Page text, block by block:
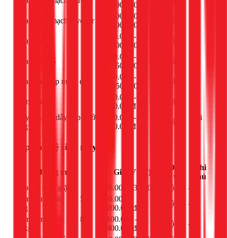
1.100.000đ
Sửa board mạch inverter
1.100.000 -
1.600.000đ
Thay moto
950.000 -
1.400.000đ
cái
Thay hộp số
650.000 -
1.050.000đ
cái
Thay van cấp nước đôi
650.000 -
1.050.000đ
cái
IC nguồn
550.000 -
650.000đ
cái
Dây nguồn, dây cấp nước,
ống xả
250.000 -
350.000đ
cái
Mỗi
Lắp đặt, vệ sinh máy giặt
Hạng mục Giá (VNĐ)
Đơn
vị
Ghi
chú
Lắp đặt máy giặt
250.000 - 300.000đ bộ
-
Làm đồng máy giặt 5-
8kg
950.000 -
1.200.000đ
bộ
-
Làm đồng máy giặt 8.5-
12kg
1.100.000 -
1.400.000đ
bộ
-